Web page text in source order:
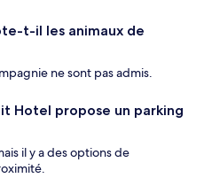
t-il les animaux de
ne sont pas admis.
Hotel propose un parking
il y a des options de